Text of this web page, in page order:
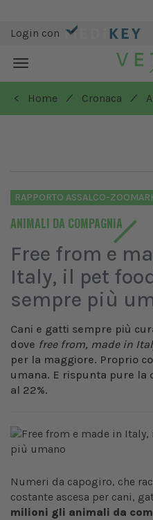
Login con
Toggle
navigation
< Home
/ Cronaca /
RAPPORTO ASSALCO-
ANIMALI DA COMPAGNIA
Free from e
Italy, il pet
sempre più
Cani e gatti sempre più
dove free from, made in
per la maggiore. Proprio
umana. E rispunta pure la
al 22%.
Numeri da capogiro, che
costante ascesa per cani,
milioni gli animali da